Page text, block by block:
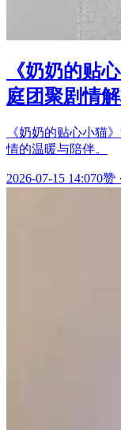
《奶奶的贴
庭团聚剧情
《奶奶的贴心小猫
情的温暖与陪伴。
2026-07-15 14:070赞 ·